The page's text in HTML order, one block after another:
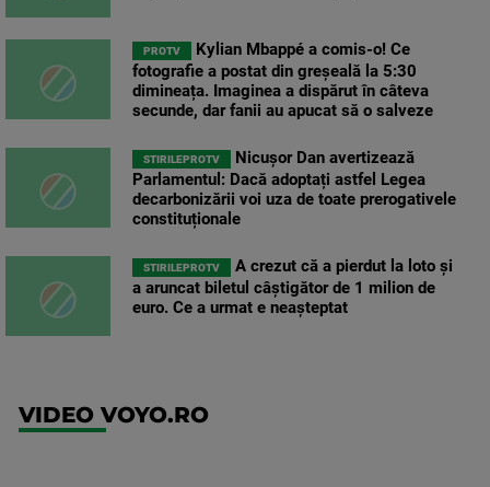
PROTV
Kylian Mbappé a comis-o! Ce
fotografie a postat din greșeală la 5:30
dimineața. Imaginea a dispărut în câteva
secunde, dar fanii au apucat să o salveze
STIRILEPROTV
Nicușor Dan avertizează
Parlamentul: Dacă adoptați astfel Legea
decarbonizării voi uza de toate prerogativele
constituționale
STIRILEPROTV
A crezut că a pierdut la loto și
a aruncat biletul câștigător de 1 milion de
euro. Ce a urmat e neașteptat
VIDEO VOYO.RO